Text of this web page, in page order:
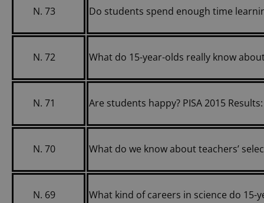
N. 73 Do students spend enough time
N. 72 What do 15-year-olds really know
N. 71 Are students happy? PISA 2015
N. 70 What do we know about teachers’
N. 69 What kind of careers in science do 15-